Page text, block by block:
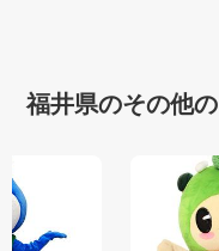
福井県のその他